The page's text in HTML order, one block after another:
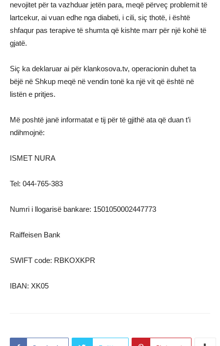
nevojitet për ta vazhduar jetën para, meqë përveç problemit të
lartcekur, ai vuan edhe nga diabeti, i cili, siç thotë, i është
shfaqur pas terapive të shumta që kishte marr për një kohë të
gjatë.
Siç ka deklaruar ai për klankosova.tv, operacionin duhet ta
bëjë në Shkup meqë në vendin tonë ka një vit që është në
listën e pritjes.
Më poshtë janë informatat e tij për të gjithë ata që duan t’i
ndihmojnë:
ISMET NURA
Tel: 044-765-383
Numri i llogarisë bankare: 1501050002447773
Raiffeisen Bank
SWIFT code: RBKOXKPR
IBAN: XK05